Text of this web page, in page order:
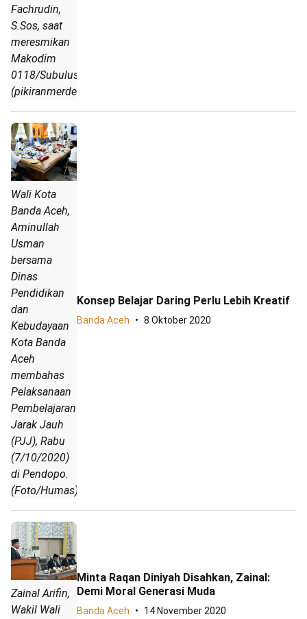
Fachrudin,
S.Sos, saat
meresmikan
Makodim
0118/Subulussalam.
(pikiranmerdeka.co/Nukman)
Wali Kota
Banda Aceh,
Aminullah
Usman
bersama
Dinas
Pendidikan
dan
Kebudayaan
Kota Banda
Aceh
membahas
Pelaksanaan
Pembelajaran
Jarak Jauh
(PJJ), Rabu
(7/10/2020)
di Pendopo.
(Foto/Humas)
Konsep Belajar Daring Perlu Lebih Kreatif
Banda Aceh 8 Oktober 2020
Zainal Arifin,
Wakil Wali
Minta Raqan Diniyah Disahkan, Zainal:
Demi Moral Generasi Muda
Banda Aceh 14 November 2020